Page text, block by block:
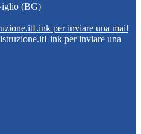
(BG)
Link per inviare una mail
Link per inviare una